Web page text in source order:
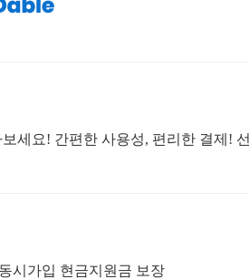
세요! 간편한 사용성, 편리한 결제! 선
시가입 현금지원금 보장